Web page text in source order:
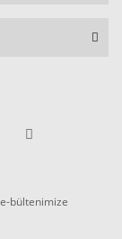
bültenimize